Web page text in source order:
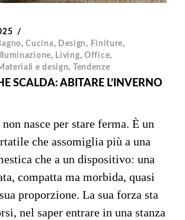
,Cucina, Design, Finiture,
Illuminazione, Living, Office,
e design, Tendenze
SCALDA: ABITARE L’INVERNO
nasce per stare ferma. È un
che assomiglia più a una
che a un dispositivo: una
compatta ma morbida, quasi
proporzione. La sua forza sta
nel saper entrare in una stanza